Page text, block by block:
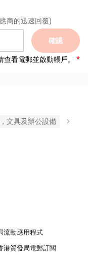
商的迅速回覆)
確認
看電郵並啟動帳戶。
文具及辦公設備
流動應用程式
港貿發局電郵訂閱